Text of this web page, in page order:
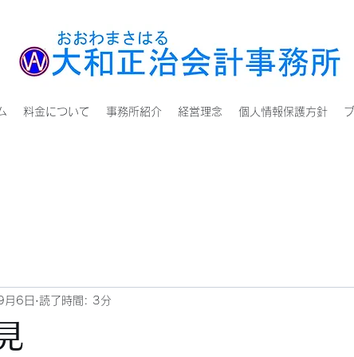
料金について 事務所紹介 経営理念 個人情報保護方針
6日 読了時間: 3分